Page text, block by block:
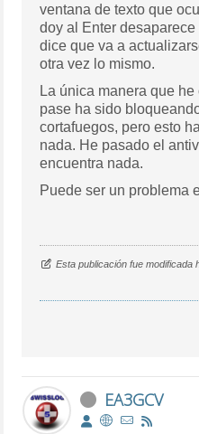
ventana de texto que
doy al Enter
dice que va a
otra vez lo mismo.
La única manera que
pase ha sido
cortafuegos, pero esto
nada. He pasado el
encuentra nada.
Puede ser un problema
Esta publicación fue
EA3GCV